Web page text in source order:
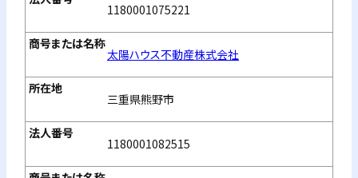
1180001075221
太陽ハウス不動産株式会社
三重県熊野市
1180001082515